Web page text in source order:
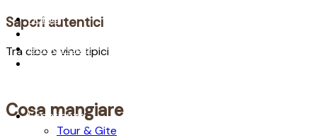
Home
Domus Gaia
Esperienze
Tour & Gite
Sapori autentici
Tra cibo e vino tipici
Cosa mangiare